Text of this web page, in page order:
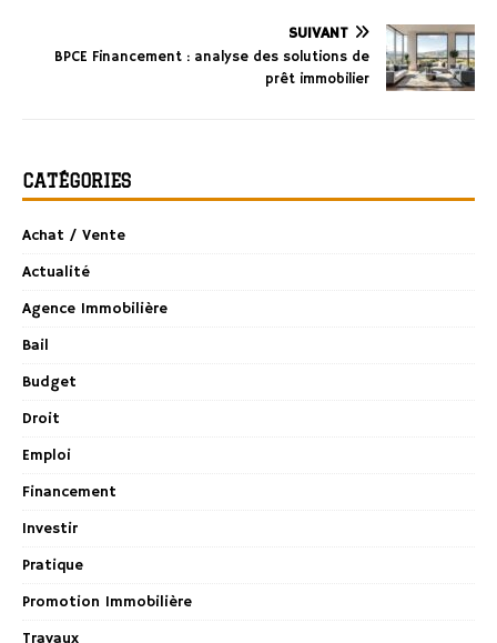
SUIVANT
BPCE Financement : analyse des solutions de
prêt immobilier
CATÉGORIES
Achat / Vente
Actualité
Agence Immobilière
Bail
Budget
Droit
Emploi
Financement
Investir
Pratique
Promotion Immobilière
Travaux